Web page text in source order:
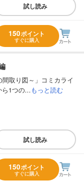
試し読み
150ポイント
すぐに購入
間取り図～」コミカライ
ら1つの...もっと読む
試し読み
150ポイント
すぐに購入